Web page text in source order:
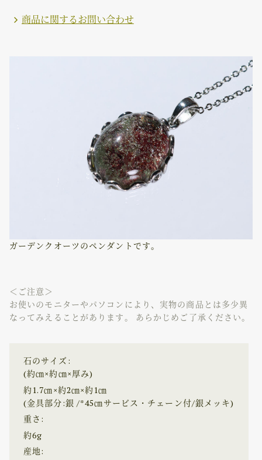
ガーデンクオーツのペンダントです。
＜ご注意＞
お使いのモニターやパソコンにより、実物の商品とは多少異
なってみえることがあります。 あらかじめご了承ください。
石のサイズ:
(約㎝×約㎝×厚み)
約1.7㎝×約2㎝×約1㎝
(金具部分:銀 /*45㎝サービス・チェーン付/銀メッキ)
重さ:
約6g
産地: